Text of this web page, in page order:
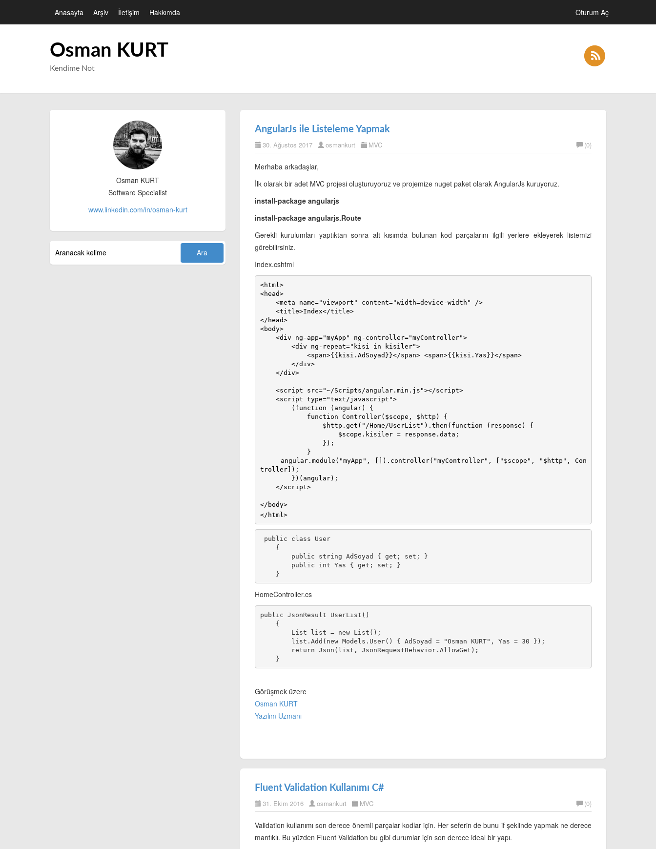
Anasayfa Arşiv İletişim Hakkımda Oturum Aç
Osman KURT
Kendime Not
Osman KURT
Software Specialist
www.linkedin.com/in/osman-kurt
AngularJs ile Listeleme Yapmak
30. Ağustos 2017 osmankurt MVC (0)
Merhaba arkadaşlar,
İlk olarak bir adet MVC projesi oluşturuyoruz ve projemize nuget paket olarak AngularJs kuruyoruz.
install-package angularjs
install-package angularjs.Route
Gerekli kurulumları yaptıktan sonra alt kısımda bulunan kod parçalarını ilgili yerlere ekleyerek listemizi
görebilirsiniz.
Index.cshtml
<html>
<head>
</head>
<body>
troller]);
</body>
</html>
HomeController.cs
public JsonResult UserList()
        List
list = new List ();
Görüşmek üzere
Osman KURT
Yazılım Uzmanı
Fluent Validation Kullanımı C#
31. Ekim 2016 osmankurt MVC (0)
Validation kullanımı son derece önemli parçalar kodlar için. Her seferin de bunu if şeklinde yapmak ne derece
mantıklı. Bu yüzden Fluent Validation bu gibi durumlar için son derece ideal bir yapı.